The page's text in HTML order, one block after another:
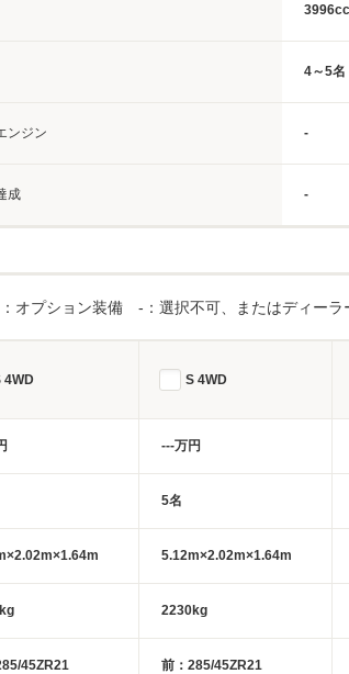
3996cc
4～5名
ンジン -
成 -
プション装備 -：選択不可、またはディーラ
4WD S 4WD
---万円
5名
5.12m×2.02m×1.64m
2230kg
45ZR21
前：285/45ZR21